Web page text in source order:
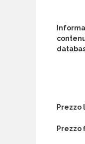
Prezzo
Prezzo